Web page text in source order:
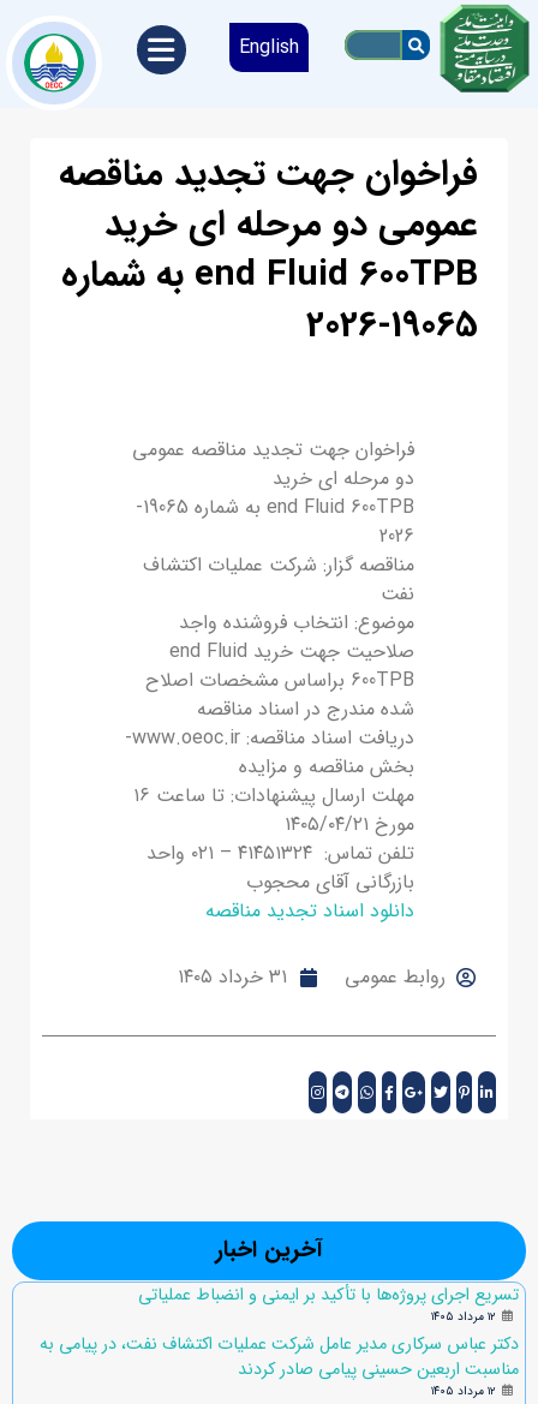
English
فراخوان جهت تجدید مناقصه
عمومی دو مرحله ای خرید
end Fluid 600TPB به شماره
19065-2026
فراخوان جهت تجدید مناقصه عمومی
دو مرحله ای خرید
end Fluid 600TPB به شماره 19065-
2026
مناقصه گزار: شرکت عملیات اکتشاف
نفت
موضوع: انتخاب فروشنده واجد
صلاحیت جهت خرید end Fluid
600TPB براساس مشخصات اصلاح
شده مندرج در اسناد مناقصه
دریافت اسناد مناقصه: www.oeoc.ir-
بخش مناقصه و مزایده
مهلت ارسال پیشنهادات: تا ساعت ١۶
مورخ ۱۴۰۵/٠٤/۲۱
تلفن تماس: ٤١٤٥١٣۲٤ – ۰۲۱ واحد
بازرگانی آقای محجوب
دانلود اسناد تجدید مناقصه
روابط عمومی ۳۱ خرداد ۱۴۰۵
آخرین اخبار
تسریع اجرای پروژه‌ها با تأکید بر ایمنی و انضباط عملیاتی
۱۲ مرداد ۱۴۰۵
دکتر عباس سرکاری مدیر عامل شرکت عملیات اکتشاف نفت، در پیامی به
مناسبت اربعین حسینی پیامی صادر کردند
۱۲ مرداد ۱۴۰۵